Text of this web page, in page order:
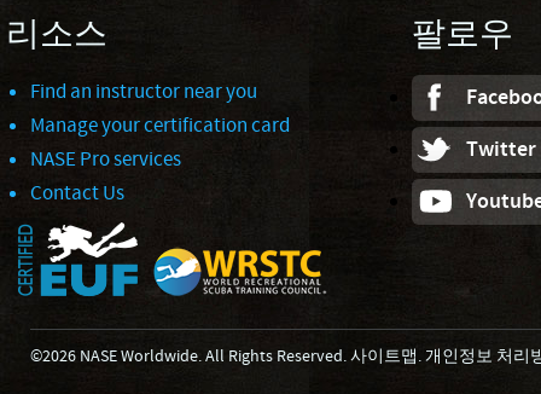
리소스
Find an instructor near you
Manage your certification card
NASE Pro services
Contact Us
팔로우
Twitter
©2026 NASE Worldwide. All Rights Reserved.사이트맵.개인정보 처리